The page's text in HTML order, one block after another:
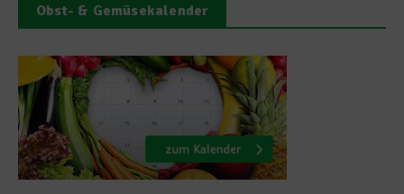
Obst- & Gemüsekalender